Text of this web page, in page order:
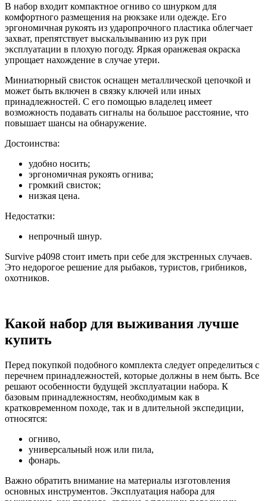
В набор входит компактное огниво со шнурком для
комфортного размещения на рюкзаке или одежде. Его
эргономичная рукоять из ударопрочного пластика облегчает
захват, препятствует выскальзыванию из рук при
эксплуатации в плохую погоду. Яркая оранжевая окраска
упрощает нахождение в случае утери.
Миниатюрный свисток оснащен металлической цепочкой и
может быть включен в связку ключей или иных
принадлежностей. С его помощью владелец имеет
возможность подавать сигналы на большое расстояние, что
повышает шансы на обнаружение.
Достоинства:
удобно носить;
эргономичная рукоять огнива;
громкий свисток;
низкая цена.
Недостатки:
непрочный шнур.
Survive p4098 стоит иметь при себе для экстренных случаев.
Это недорогое решение для рыбаков, туристов, грибников,
охотников.
Какой набор для выживания лучше
купить
Перед покупкой подобного комплекта следует определиться с
перечнем принадлежностей, которые должны в нем быть. Все
решают особенности будущей эксплуатации набора. К
базовым принадлежностям, необходимым как в
кратковременном походе, так и в длительной экспедиции,
относятся:
огниво,
универсальный нож или пила,
фонарь.
Важно обратить внимание на материалы изготовления
основных инструментов. Эксплуатация набора для